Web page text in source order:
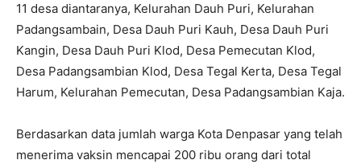
11 desa diantaranya, Kelurahan Dauh Puri, Kelurahan
Padangsambain, Desa Dauh Puri Kauh, Desa Dauh Puri
Kangin, Desa Dauh Puri Klod, Desa Pemecutan Klod,
Desa Padangsambian Klod, Desa Tegal Kerta, Desa Tegal
Harum, Kelurahan Pemecutan, Desa Padangsambian Kaja.
Berdasarkan data jumlah warga Kota Denpasar yang telah
menerima vaksin mencapai 200 ribu orang dari total